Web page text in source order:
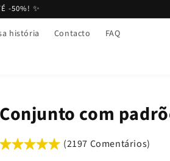
-50%! ✨
história Contacto FAQ
Conjunto com
(2197 Comentários)